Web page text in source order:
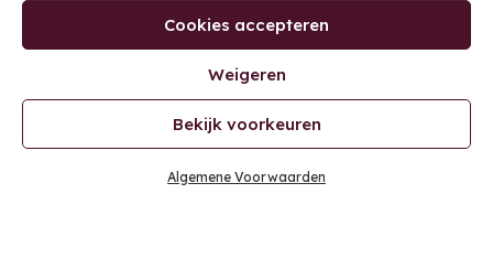
Cookies accepteren
Weigeren
Bekijk voorkeuren
Algemene Voorwaarden